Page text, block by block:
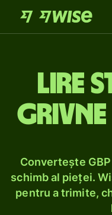
Lire
grivne
Convertește
schimb al pieței.
pentru a trimite,